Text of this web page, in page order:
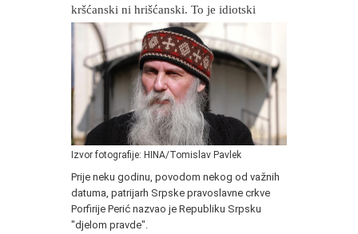
kršćanski ni hrišćanski. To je idiotski
Izvor fotografije: HINA/Tomislav Pavlek
Prije neku godinu, povodom nekog od važnih
datuma, patrijarh Srpske pravoslavne crkve
Porfirije Perić nazvao je Republiku Srpsku
"djelom pravde".